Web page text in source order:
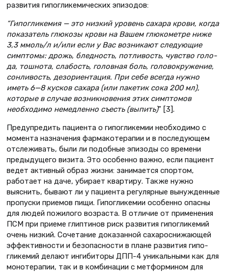
развития гипогликемических эпизодов:
“Гипогликемия — это низкий уро­вень сахара крови, когда
показатель глюкозы крови на Вашем глюкометре ниже
3,3 ммоль/л и/или если у Вас воз­никают следующие
симптомы: дрожь, бледность, потливость, чувство голо­
да, тошнота, слабость, головная боль, головокружение,
сонливость, дезориен­тация. При себе всегда нужно
иметь 6—8 кусков сахара (или пакетик сока 200 мл),
которые в случае возникнове­ния этих симптомов
необходимо немед­ленно съесть (выпить)” [3].
Предупредить пациента о гипо­гликемии необходимо с
момен­та назначения фармакотерапии и в последующем
отслеживать, были ли подобные эпизоды со времени
преды­дущего визита. Это особенно важно, если пациент
ведет активный образ жизни: занимается спортом,
работа­ет на даче, убирает квартиру. Также нужно
выяснить, бывают ли у паци­ента регулярные вынужденные
про­пуски приемов пищи. Гипогликемии особенно опасны
для людей пожи­лого возраста. В отличие от приме­нения
ПСМ при приеме глиптинов риск развития гипогликемий
очень низкий. Сочетание доказанной саха­роснижающей
эффективности и безопасности в плане развития гипо­
гликемий делают ингибиторы ДПП-4 уникальными как для
монотерапии, так и в комбинации с метформином для